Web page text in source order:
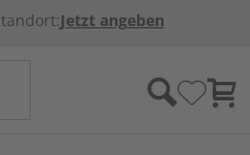
Jetzt angeben